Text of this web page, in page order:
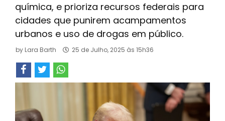
química, e prioriza recursos federais para
cidades que punirem acampamentos
urbanos e uso de drogas em público.
by Lara Barth 25 de Julho, 2025 às 15h36